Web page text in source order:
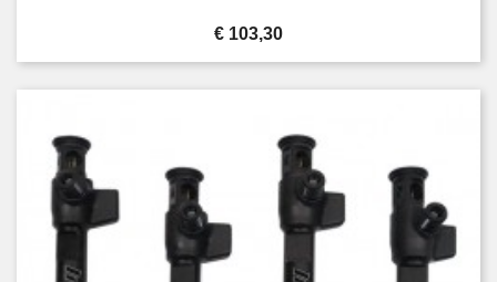
Prijs
€ 103,30